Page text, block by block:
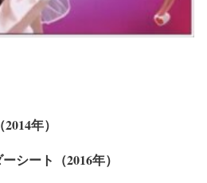
年）
シート（2016年）